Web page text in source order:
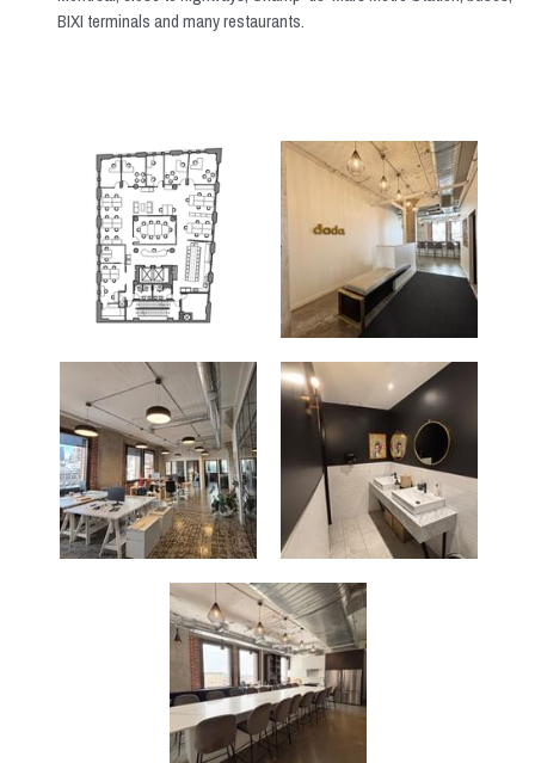
BIXI terminals and many restaurants.